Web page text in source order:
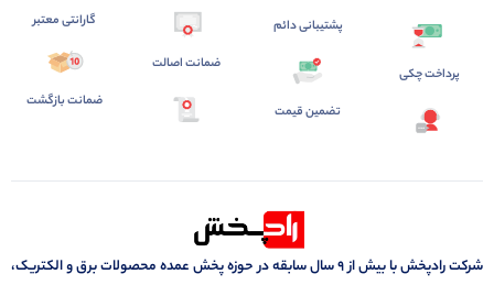
پرداخت چکی
پشتیبانی دائم
تضمین قیمت
ضمانت اصالت
گارانتی معتبر
ضمانت بازگشت
شرکت رادپخش با بیش از ۹ سال سابقه در حوزه پخش عمده محصولات برق و الکتریک،